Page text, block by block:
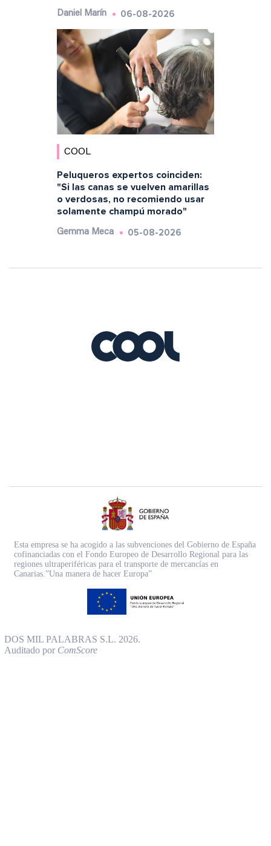
Daniel Marín 06-08-2026
COOL
Peluqueros expertos coinciden:
"Si las canas se vuelven amarillas
o verdosas, no recomiendo usar
solamente champú morado"
Gemma Meca 05-08-2026
Esta empresa se ha acogido a las subvenciones del Gobierno de España
cofinanciadas con el Fondo Europeo de Desarrollo Regional para las
regiones ultraperiféricas para el transporte de mercancías en
Canarias.”Una manera de hacer Europa”
DOS MIL PALABRAS S.L. 2026.
Auditado por ComScore